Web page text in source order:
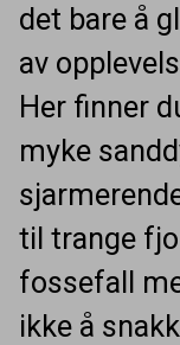
det bare å
av
Her finner
myke
til trange
fossefall
ikke å